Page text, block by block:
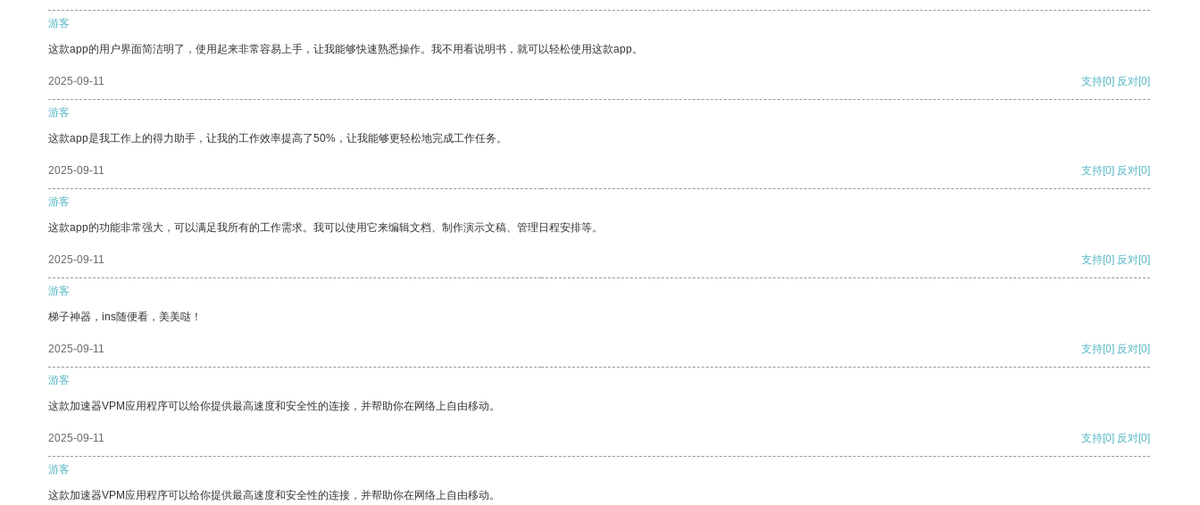
游客
这款app的用户界面简洁明了，使用起来非常容易上手，让我能够快速熟悉操作。我不用看说明书，就可以轻松使用这款app。
2025-09-11 支持[0] 反对[0]
游客
这款app是我工作上的得力助手，让我的工作效率提高了50%，让我能够更轻松地完成工作任务。
2025-09-11 支持[0] 反对[0]
游客
这款app的功能非常强大，可以满足我所有的工作需求。我可以使用它来编辑文档、制作演示文稿、管理日程安排等。
2025-09-11 支持[0] 反对[0]
游客
梯子神器，ins随便看，美美哒！
2025-09-11 支持[0] 反对[0]
游客
这款加速器VPM应用程序可以给你提供最高速度和安全性的连接，并帮助你在网络上自由移动。
2025-09-11 支持[0] 反对[0]
游客
这款加速器VPM应用程序可以给你提供最高速度和安全性的连接，并帮助你在网络上自由移动。